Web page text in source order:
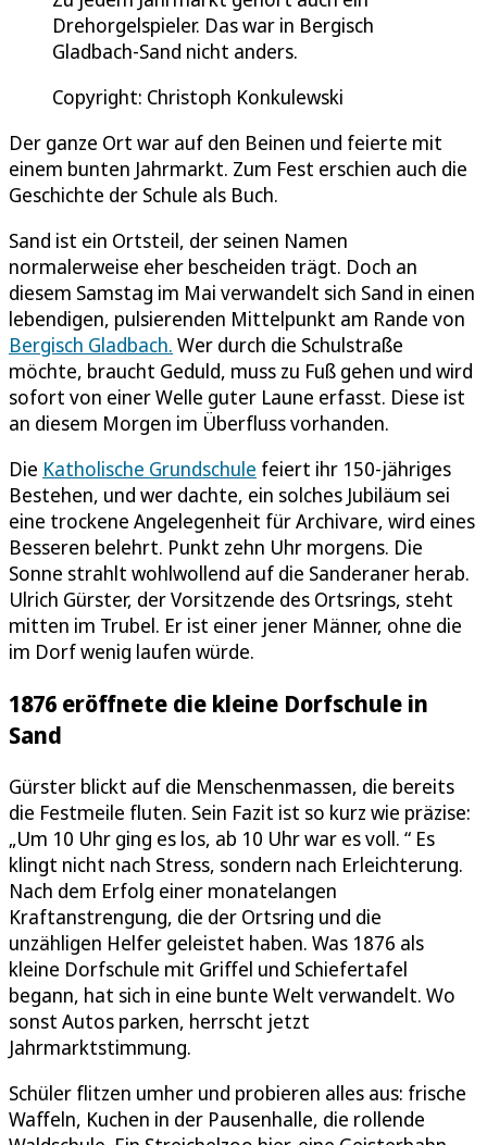
Drehorgelspieler. Das war in Bergisch
Gladbach-Sand nicht anders.
Copyright: Christoph Konkulewski
Der ganze Ort war auf den Beinen und feierte mit
einem bunten Jahrmarkt. Zum Fest erschien auch die
Geschichte der Schule als Buch.
Sand ist ein Ortsteil, der seinen Namen
normalerweise eher bescheiden trägt. Doch an
diesem Samstag im Mai verwandelt sich Sand in einen
lebendigen, pulsierenden Mittelpunkt am Rande von
Bergisch Gladbach. Wer durch die Schulstraße
möchte, braucht Geduld, muss zu Fuß gehen und wird
sofort von einer Welle guter Laune erfasst. Diese ist
an diesem Morgen im Überfluss vorhanden.
Die Katholische Grundschule feiert ihr 150-jähriges
Bestehen, und wer dachte, ein solches Jubiläum sei
eine trockene Angelegenheit für Archivare, wird eines
Besseren belehrt. Punkt zehn Uhr morgens. Die
Sonne strahlt wohlwollend auf die Sanderaner herab.
Ulrich Gürster, der Vorsitzende des Ortsrings, steht
mitten im Trubel. Er ist einer jener Männer, ohne die
im Dorf wenig laufen würde.
1876 eröffnete die kleine Dorfschule in
Sand
Gürster blickt auf die Menschenmassen, die bereits
die Festmeile fluten. Sein Fazit ist so kurz wie präzise:
„Um 10 Uhr ging es los, ab 10 Uhr war es voll. “ Es
klingt nicht nach Stress, sondern nach Erleichterung.
Nach dem Erfolg einer monatelangen
Kraftanstrengung, die der Ortsring und die
unzähligen Helfer geleistet haben. Was 1876 als
kleine Dorfschule mit Griffel und Schiefertafel
begann, hat sich in eine bunte Welt verwandelt. Wo
sonst Autos parken, herrscht jetzt
Jahrmarktstimmung.
Schüler flitzen umher und probieren alles aus: frische
Waffeln, Kuchen in der Pausenhalle, die rollende